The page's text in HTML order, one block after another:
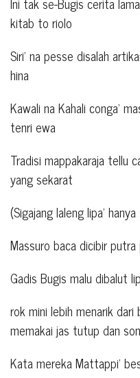
kitab to riolo
Siri’ na pesse disalah
hina
Kawali na Kahali conga’
tenri ewa
Tradisi mappakaraja tellu
yang sekarat
(Sigajang laleng lipa’
Massuro baca dicibir
Gadis Bugis malu dibalut
rok mini lebih menarik
memakai jas tutup dan
Kata mereka Mattappi’